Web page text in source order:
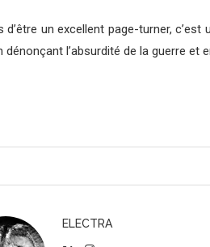
d’être un excellent page-turner, c’est
dénonçant l’absurdité de la guerre et
ELECTRA